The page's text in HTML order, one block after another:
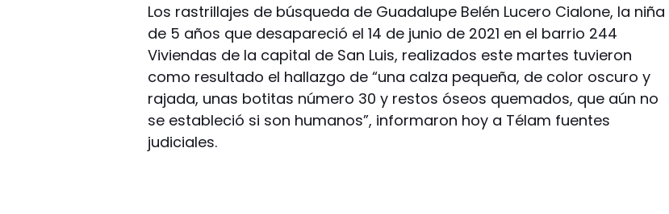
Los rastrillajes de búsqueda de Guadalupe Belén Lucero Cialone, la niña
de 5 años que desapareció el 14 de junio de 2021 en el barrio 244
Viviendas de la capital de San Luis, realizados este martes tuvieron
como resultado el hallazgo de “una calza pequeña, de color oscuro y
rajada, unas botitas número 30 y restos óseos quemados, que aún no
se estableció si son humanos”, informaron hoy a Télam fuentes
judiciales.